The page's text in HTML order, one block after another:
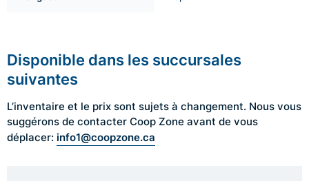
Disponible dans les succursales
suivantes
L’inventaire et le prix sont sujets à changement. Nous vous
suggérons de contacter Coop Zone avant de vous
déplacer: info1@coopzone.ca